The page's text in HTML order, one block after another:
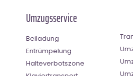
Umzugsservice
Beiladung
Entrümpelung
Halteverbotszone